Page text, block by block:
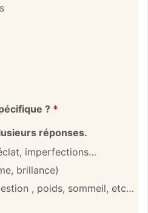
? *
réponses.
imperfections…
brillance)
, poids, sommeil, etc…